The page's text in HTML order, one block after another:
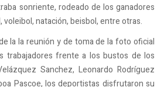
sonriente, rodeado de los ganadores
natación, beisbol, entre otras.
la la reunión y de toma de la foto oficial
trabajadores frente a los bustos de los
Sanchez, Leonardo Rodríguez
Pascoe, los deportistas disfrutaron su